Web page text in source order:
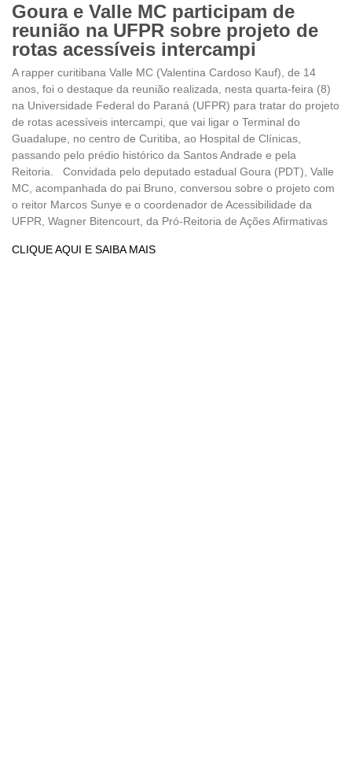
Goura e Valle MC participam de
reunião na UFPR sobre projeto de
rotas acessíveis intercampi
A rapper curitibana Valle MC (Valentina Cardoso Kauf), de 14
anos, foi o destaque da reunião realizada, nesta quarta-feira (8)
na Universidade Federal do Paraná (UFPR) para tratar do projeto
de rotas acessíveis intercampi, que vai ligar o Terminal do
Guadalupe, no centro de Curitiba, ao Hospital de Clínicas,
passando pelo prédio histórico da Santos Andrade e pela
Reitoria. Convidada pelo deputado estadual Goura (PDT), Valle
MC, acompanhada do pai Bruno, conversou sobre o projeto com
o reitor Marcos Sunye e o coordenador de Acessibilidade da
UFPR, Wagner Bitencourt, da Pró-Reitoria de Ações Afirmativas
CLIQUE AQUI E SAIBA MAIS